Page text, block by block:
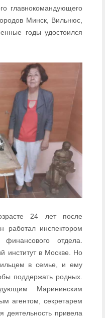
главнокомандующего
Минск, Вильнюс,
годы удостоился
24 лет после
работал инспектором
финансового отдела.
институт в Москве. Но
в семье, и ему
поддержать родных.
Марининским
агентом, секретарем
деятельность привела